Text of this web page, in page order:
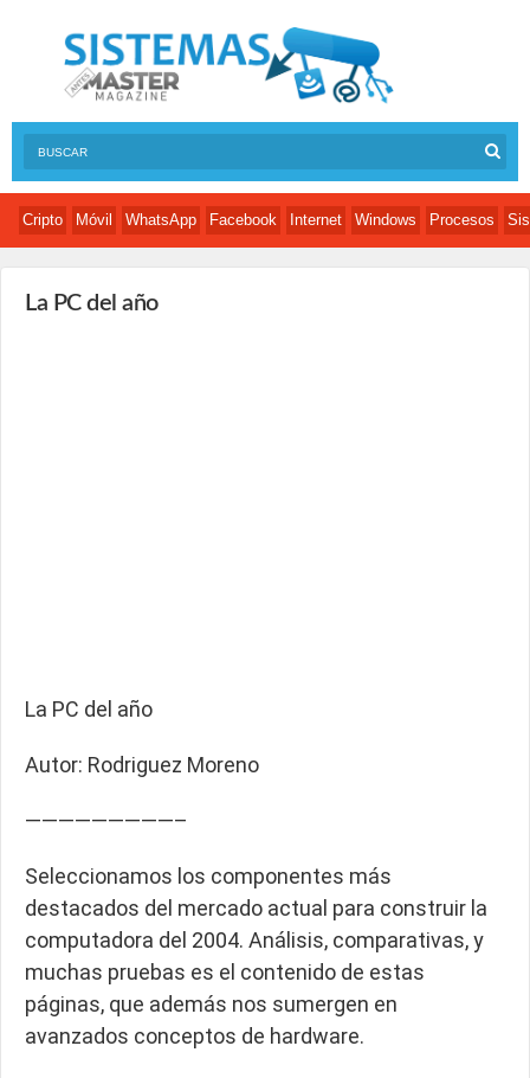
Cripto Móvil WhatsApp Facebook Internet Windows Procesos
La PC del año
La PC del año
Autor: Rodriguez Moreno
—————————–
Seleccionamos los componentes más
destacados del mercado actual para construir la
computadora del 2004. Análisis, comparativas, y
muchas pruebas es el contenido de estas
páginas, que además nos sumergen en
avanzados conceptos de hardware.